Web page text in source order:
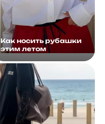
Как носить рубашки
этим летом